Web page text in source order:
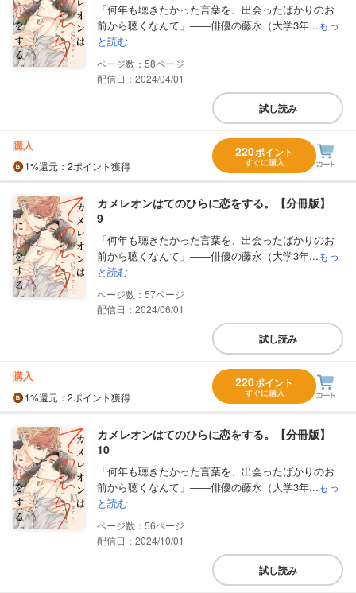
「何年も聴きたかった言葉を、出会ったばかりのお
前から聴くなんて」――俳優の藤永（大学3年...もっ
と読む
58
配信日：2024/04/01
試し読み
購入
1%還元 ：2ポイント獲得
220ポイント
すぐに購入
カメレオンはてのひらに恋をする。【分冊版】
9
「何年も聴きたかった言葉を、出会ったばかりのお
前から聴くなんて」――俳優の藤永（大学3年...もっ
と読む
57
配信日：2024/06/01
試し読み
購入
1%還元 ：2ポイント獲得
220ポイント
すぐに購入
カメレオンはてのひらに恋をする。【分冊版】
10
「何年も聴きたかった言葉を、出会ったばかりのお
前から聴くなんて」――俳優の藤永（大学3年...もっ
と読む
56
配信日：2024/10/01
試し読み